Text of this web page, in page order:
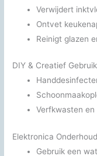
Verwijdert
Ontvet
Reinigt glazen
DIY & Creatief Gebruik
Verfkwasten
Elektronica Onderhoud
Gebruik een